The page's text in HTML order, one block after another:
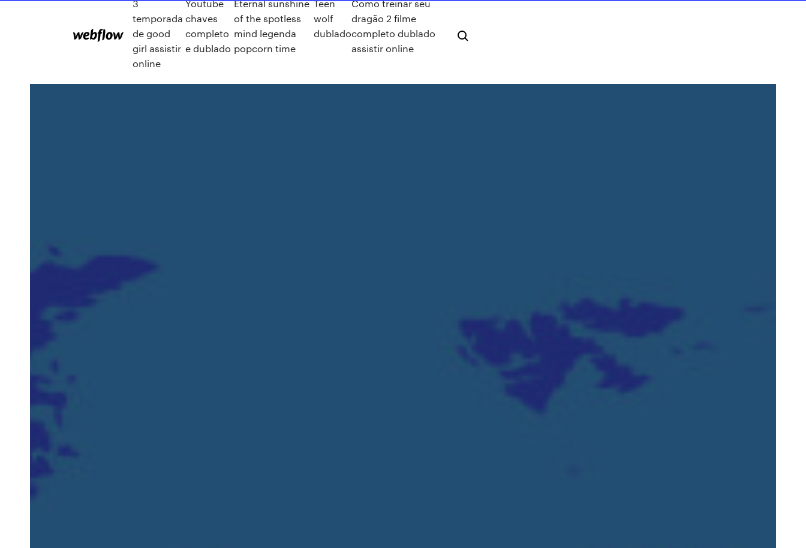
3
temporada
de good
girl assistir
online
Youtube
chaves
completo
e dublado
Eternal sunshine
of the spotless
mind legenda
popcorn time
Teen
wolf
dublado
Como treinar seu
dragão 2 filme
completo dublado
assistir online